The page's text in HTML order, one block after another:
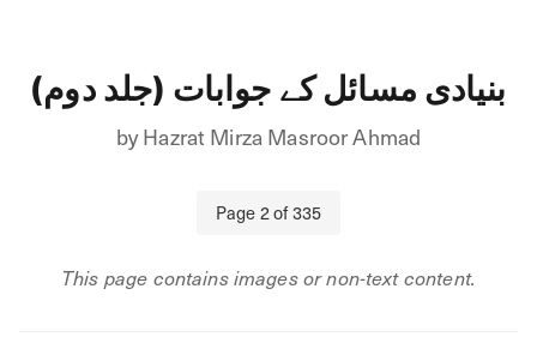
بنیادی مسائل کے جوابات (جلد دوم)
byHazrat Mirza Masroor Ahmad
Page 2 of335
This page contains images or non-text content.